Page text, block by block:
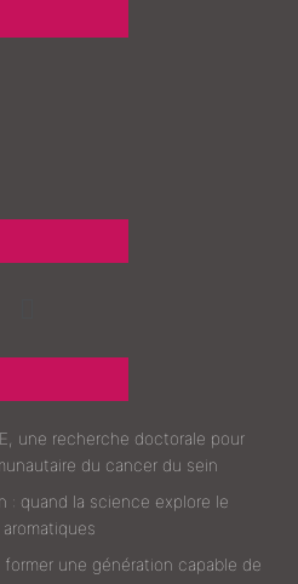
une recherche doctorale pour
du cancer du sein
: quand la science explore le
former une génération capable de